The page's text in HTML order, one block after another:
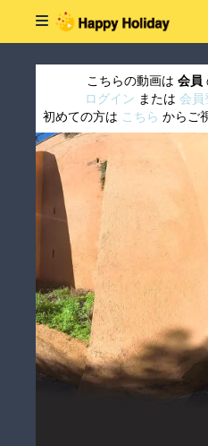
こちらの動画は 会員
ログイン または 会員
初めての方は こちら からご